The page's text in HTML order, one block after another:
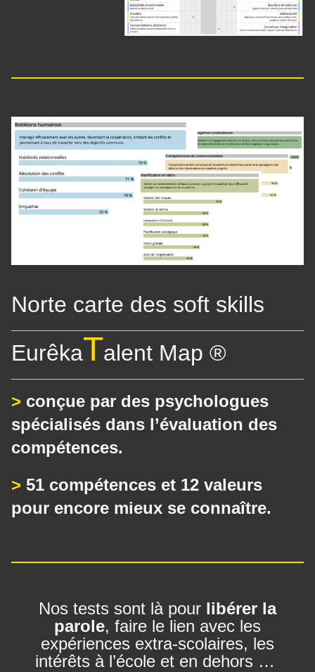
Norte carte des soft skills
EurêkaTalent Map ®
> conçue par des psychologues
spécialisés dans l’évaluation des
compétences.
> 51 compétences et 12 valeurs
pour encore mieux se connaître.
Nos tests sont là pour libérer la
parole, faire le lien avec les
expériences extra-scolaires, les
intérêts à l’école et en dehors …